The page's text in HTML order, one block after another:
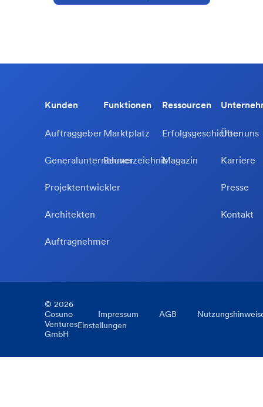
Kunden
Auftraggeber
Generalunternehmer
Projektentwickler
Architekten
Auftragnehmer
Funktionen
Marktplatz
Bauverzeichnis
Ressourcen
Erfolgsgeschichten
Magazin
Über uns
Karriere
Presse
Kontakt
© 2026
Cosuno
Ventures
GmbH
Impressum AGB
Einstellungen